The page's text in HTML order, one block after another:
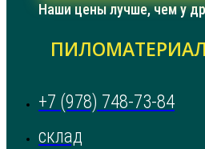
Наши цены лучше, чем у
+7 (978) 748-73-84
склад